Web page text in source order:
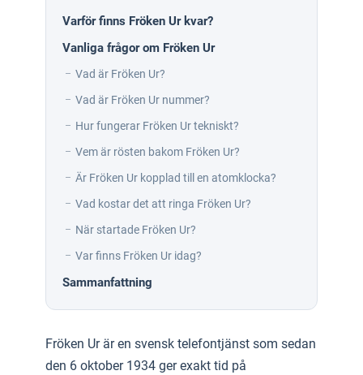
Varför finns Fröken Ur kvar?
Vanliga frågor om Fröken Ur
Vad är Fröken Ur?
Vad är Fröken Ur nummer?
Hur fungerar Fröken Ur tekniskt?
Vem är rösten bakom Fröken Ur?
Är Fröken Ur kopplad till en atomklocka?
Vad kostar det att ringa Fröken Ur?
När startade Fröken Ur?
Var finns Fröken Ur idag?
Sammanfattning
Fröken Ur är en svensk telefontjänst som sedan
den 6 oktober 1934 ger exakt tid på